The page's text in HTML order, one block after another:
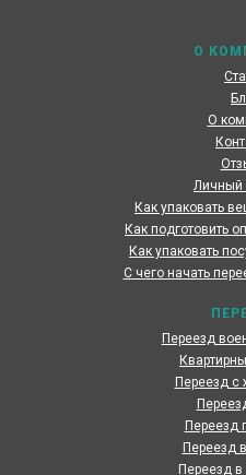
О
О
Личный
Как упаковать
Как подготовить
Как упаковать
С чего начать
Переезд
Переезд с
Переезд
Переезд
Переезд в